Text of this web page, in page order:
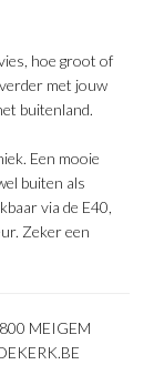
hoe groot of
met jouw
buitenland.
Een mooie
buiten als
via de E40,
Zeker een
MEIGEM